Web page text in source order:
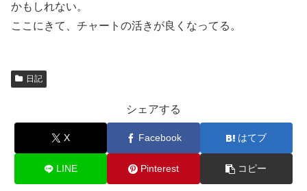
かもしれない。
ここにきて、チャートの活きが良くなってる。
日記
シェアする
X Facebook はてブ
LINE Pinterest コピー